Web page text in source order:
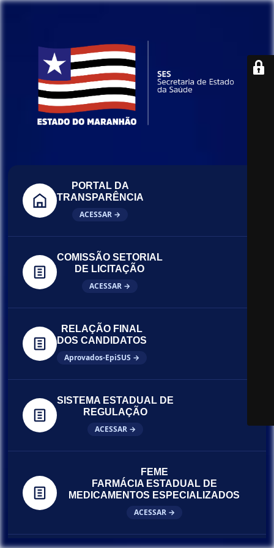
PORTAL DA
TRANSPARÊNCIA
ACESSAR →
COMISSÃO SETORIAL
DE LICITAÇÃO
ACESSAR →
RELAÇÃO FINAL
DOS CANDIDATOS
Aprovados-EpiSUS →
SISTEMA ESTADUAL DE
REGULAÇÃO
ACESSAR →
FEME
FARMÁCIA ESTADUAL DE
MEDICAMENTOS ESPECIALIZADOS
ACESSAR →